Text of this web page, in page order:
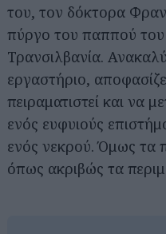
του, τον δόκτορα
πύργο του παππού του
Τρανσιλβανία.
εργαστήριο,
πειραματιστεί και να
ενός ευφυιούς
ενός νεκρού. Όμως τα
όπως ακριβώς τα